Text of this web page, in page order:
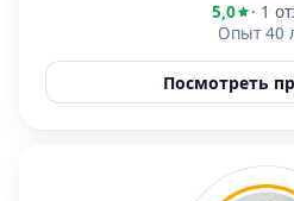
5,0
· 1
Опыт 40
Посмотреть